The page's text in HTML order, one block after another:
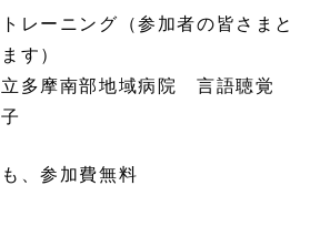
レーニング（参加者の皆さまと
す）
多摩南部地域病院 言語聴覚
も、参加費無料